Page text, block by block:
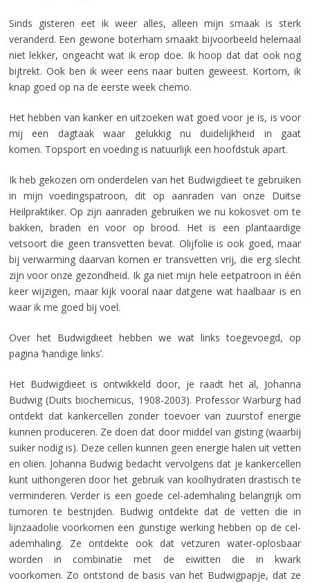
Sinds gisteren eet ik weer alles, alleen mijn smaak is sterk
veranderd. Een gewone boterham smaakt bijvoorbeeld helemaal
niet lekker, ongeacht wat ik erop doe. Ik hoop dat dat ook nog
bijtrekt. Ook ben ik weer eens naar buiten geweest. Kortom, ik
knap goed op na de eerste week chemo.
Het hebben van kanker en uitzoeken wat goed voor je is, is voor
mij een dagtaak waar gelukkig nu duidelijkheid in gaat
komen. Topsport en voeding is natuurlijk een hoofdstuk apart.
Ik heb gekozen om onderdelen van het Budwigdieet te gebruiken
in mijn voedingspatroon, dit op aanraden van onze Duitse
Heilpraktiker. Op zijn aanraden gebruiken we nu kokosvet om te
bakken, braden en voor op brood. Het is een plantaardige
vetsoort die geen transvetten bevat. Olijfolie is ook goed, maar
bij verwarming daarvan komen er transvetten vrij, die erg slecht
zijn voor onze gezondheid. Ik ga niet mijn hele eetpatroon in één
keer wijzigen, maar kijk vooral naar datgene wat haalbaar is en
waar ik me goed bij voel.
Over het Budwigdieet hebben we wat links toegevoegd, op
pagina ‘handige links’.
Het Budwigdieet is ontwikkeld door, je raadt het al, Johanna
Budwig (Duits biochemicus, 1908-2003). Professor Warburg had
ontdekt dat kankercellen zonder toevoer van zuurstof energie
kunnen produceren. Ze doen dat door middel van gisting (waarbij
suiker nodig is). Deze cellen kunnen geen energie halen uit vetten
en oliën. Johanna Budwig bedacht vervolgens dat je kankercellen
kunt uithongeren door het gebruik van koolhydraten drastisch te
verminderen. Verder is een goede cel-ademhaling belangrijk om
tumoren te bestrijden. Budwig ontdekte dat de vetten die in
lijnzaadolie voorkomen een gunstige werking hebben op de cel-
ademhaling. Ze ontdekte ook dat vetzuren water-oplosbaar
worden in combinatie met de eiwitten die in kwark
voorkomen. Zo ontstond de basis van het Budwigpapje, dat ze